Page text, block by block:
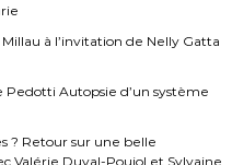
à l’invitation de Nelly Gatta
Autopsie d’un système
? Retour sur une belle
Valérie Duval-Poujol et Sylvaine